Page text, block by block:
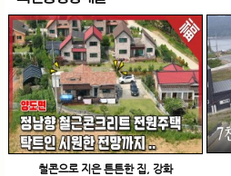
철콘으로 지은 튼튼한 집, 강화